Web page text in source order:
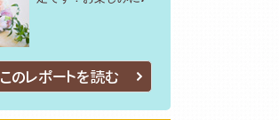
このレポートを読む